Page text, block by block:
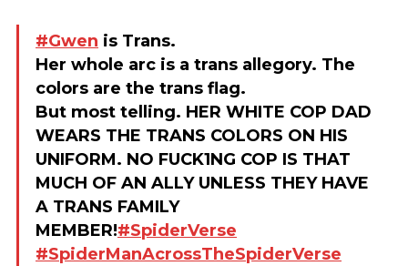
#Gwen is Trans.
Her whole arc is a trans allegory. The
colors are the trans flag.
But most telling. HER WHITE COP DAD
WEARS THE TRANS COLORS ON HIS
UNIFORM. NO FUCK1NG COP IS THAT
MUCH OF AN ALLY UNLESS THEY HAVE
A TRANS FAMILY
MEMBER!#SpiderVerse
#SpiderManAcrossTheSpiderVerse